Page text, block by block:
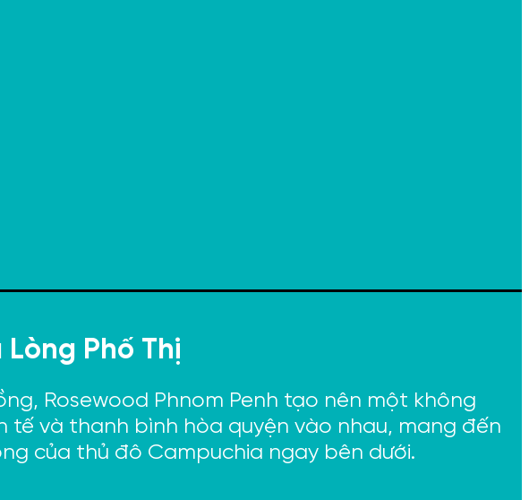
Lòng Phố Thị
Rosewood Phnom Penh tạo nên một không
và thanh bình hòa quyện vào nhau, mang đến
của thủ đô Campuchia ngay bên dưới.